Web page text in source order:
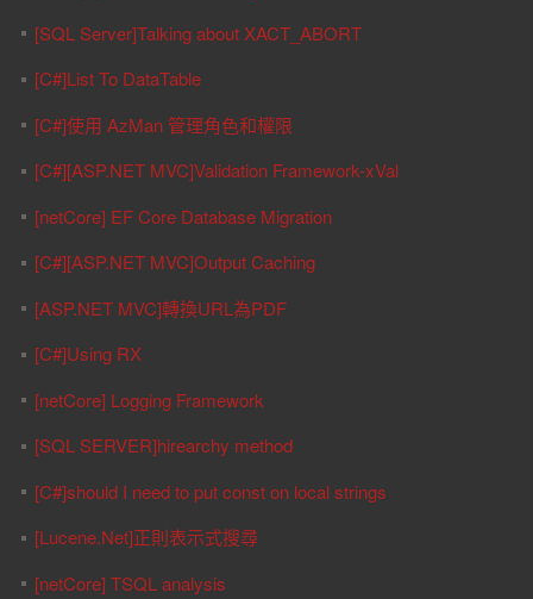
[SQL Server]Talking about XACT_ABORT
[C#]List To DataTable
[C#]使用 AzMan 管理角色和權限
[C#][ASP.NET MVC]Validation Framework-xVal
[netCore] EF Core Database Migration
[C#][ASP.NET MVC]Output Caching
[ASP.NET MVC]轉換URL為PDF
[C#]Using RX
[netCore] Logging Framework
[SQL SERVER]hirearchy method
[C#]should I need to put const on local strings
[Lucene.Net]正則表示式搜尋
[netCore] TSQL analysis